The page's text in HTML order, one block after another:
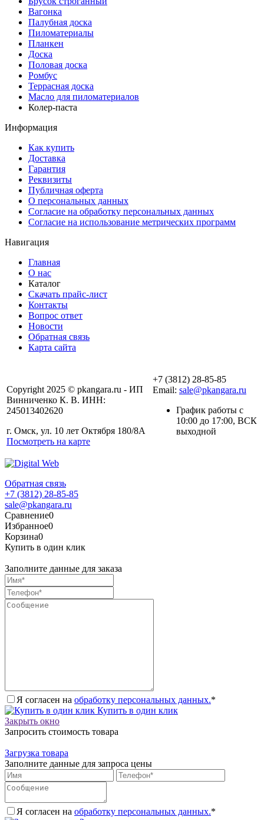
Вагонка
Палубная доска
Пиломатериалы
Планкен
Доска
Половая доска
Ромбус
Террасная доска
Масло для пиломатериалов
Колер-паста
Информация
Как купить
Доставка
Гарантия
Реквизиты
Публичная оферта
О персональных данных
Согласие на обработку персональных данных
Согласие на использование метрических программ
Навигация
Главная
О нас
Каталог
Скачать прайс-лист
Контакты
Вопрос ответ
Новости
Обратная связь
Карта сайта
Copyright 2025 © pkangara.ru - ИП
Винниченко К. В. ИНН:
245013402620
г. Омск, ул. 10 лет Октября 180/8А
Посмотреть на карте
+7 (3812) 28-85-85
Email: sale@pkangara.ru
График работы с
10:00 до 17:00, ВСК
выходной
Обратная связь
+7 (3812) 28-85-85
sale@pkangara.ru
Сравнение0
Избранное0
Корзина0
Купить в один клик
Заполните данные для заказа
Я согласен на обработку персональных данных.*
Купить в один клик
Закрыть окно
Запросить стоимость товара
Загрузка товара
Заполните данные для запроса цены
Я согласен на обработку персональных данных.*